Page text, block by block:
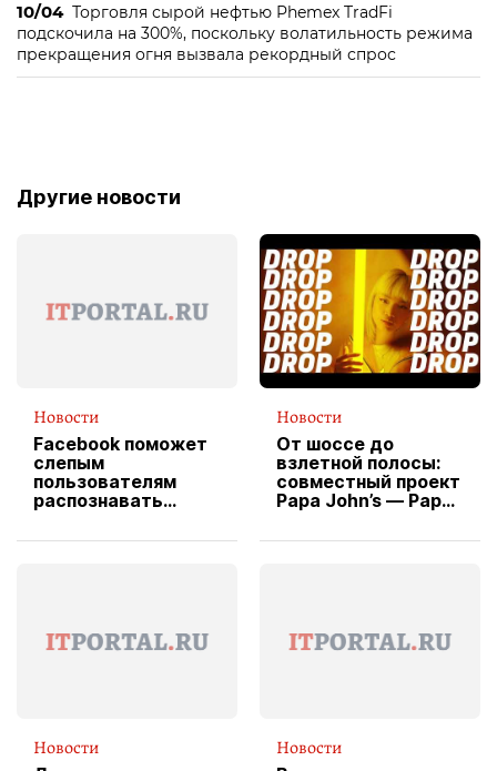
10/04 Торговля сырой нефтью Phemex TradFi
подскочила на 300%, поскольку волатильность режима
прекращения огня вызвала рекордный спрос
Другие новости
Новости
Facebook поможет
слепым
пользователям
распознавать
Новости
От шоссе до
взлетной полосы:
совместный проект
Papa John’s — Papa
вводит
Новости Новости